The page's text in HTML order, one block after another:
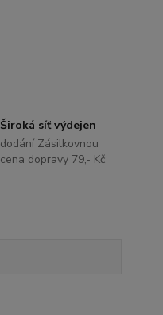
Široká síť výdejen
dodání Zásilkovnou
cena dopravy 79,- Kč